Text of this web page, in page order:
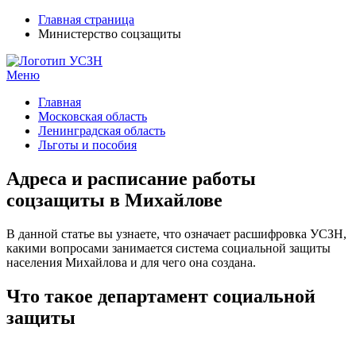
Главная страница
Министерство соцзащиты
Меню
Главная
Московская область
Ленинградская область
Льготы и пособия
Адреса и расписание работы
соцзащиты в Михайлове
В данной статье вы узнаете, что означает расшифровка УСЗН,
какими вопросами занимается система социальной защиты
населения Михайлова и для чего она создана.
Что такое департамент социальной
защиты